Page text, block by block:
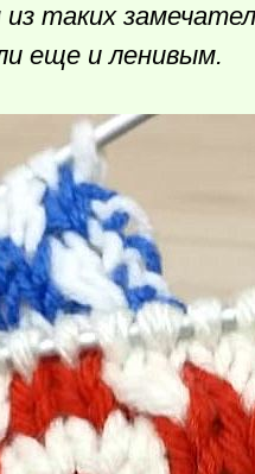
из таких
еще и ленивым.